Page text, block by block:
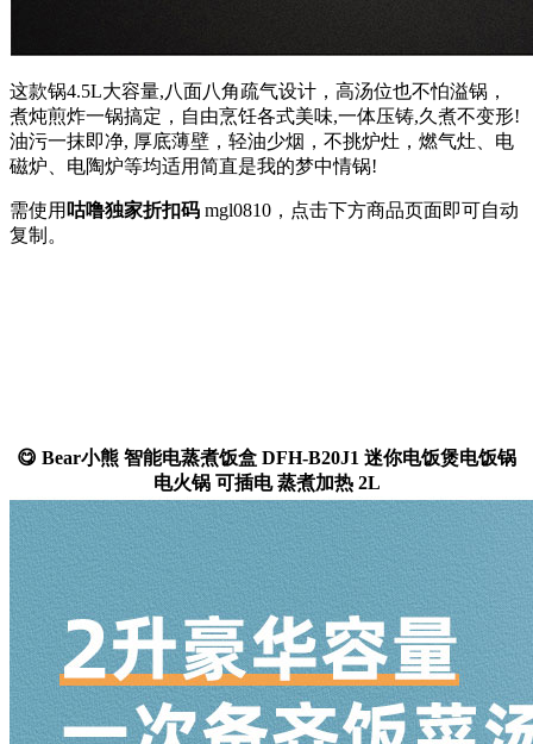
这款锅4.5L大容量,八面八角疏气设计，高汤位也不怕溢锅，
煮炖煎炸一锅搞定，自由烹饪各式美味,一体压铸,久煮不变形!
油污一抹即净, 厚底薄壁，轻油少烟，不挑炉灶，燃气灶、电
磁炉、电陶炉等均适用简直是我的梦中情锅!
需使用 咕噜独家折扣码 mgl0810 ，点击下方商品页面即可自动
复制。
😋 Bear小熊 智能电蒸煮饭盒 DFH-B20J1 迷你电饭煲电饭锅
电火锅 可插电 蒸煮加热 2L